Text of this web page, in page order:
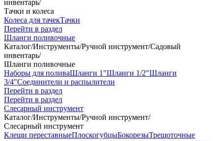
инвентарь/
Тачки и колеса
Колеса для тачекТачки
Перейти в раздел
Шланги поливочные
Каталог/Инструменты/Ручной инструмент/Садовый
инвентарь/
Шланги поливочные
Наборы для поливаШланги 1"Шланги 1/2"Шланги
3/4"Соединители и распылители
Перейти в раздел
Перейти в раздел
Слесарный инструмент
Каталог/Инструменты/Ручной инструмент/
Слесарный инструмент
Клещи переставныеПлоскогубцыБокорезыТрещоточные